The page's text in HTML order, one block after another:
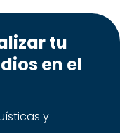
tu
en el
y